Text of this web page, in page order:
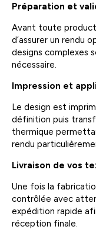
Préparation et
Avant toute
d’assurer un rendu
designs complexes
nécessaire.
Impression et
Le design est
définition puis
thermique
rendu
Livraison de vos
Une fois la
contrôlée avec
expédition rapide
réception finale.